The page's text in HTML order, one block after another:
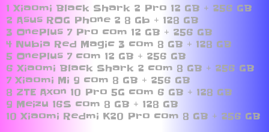
1 Xiaomi Black Shark 2 Pro 12 GB + 256 GB
2 Asus ROG Phone 2 8 Gb + 128 GB
3 OnePlus 7 Pro com 12 GB + 256 GB
4 Nubia Red Magic 3 com 8 GB + 128 GB
5 OnePlus 7 com 12 GB + 256 GB
6 Xiaomi Black Shark 2 com 8 GB + 256 GB
7 Xiaomi Mi 9 com 8 GB + 256 GB
8 ZTE Axon 10 Pro 5G com 6 GB + 128 GB
9 Meizu 16S com 8 GB + 128 GB
10 Xiaomi Redmi K20 Pro com 8 GB + 256 GB